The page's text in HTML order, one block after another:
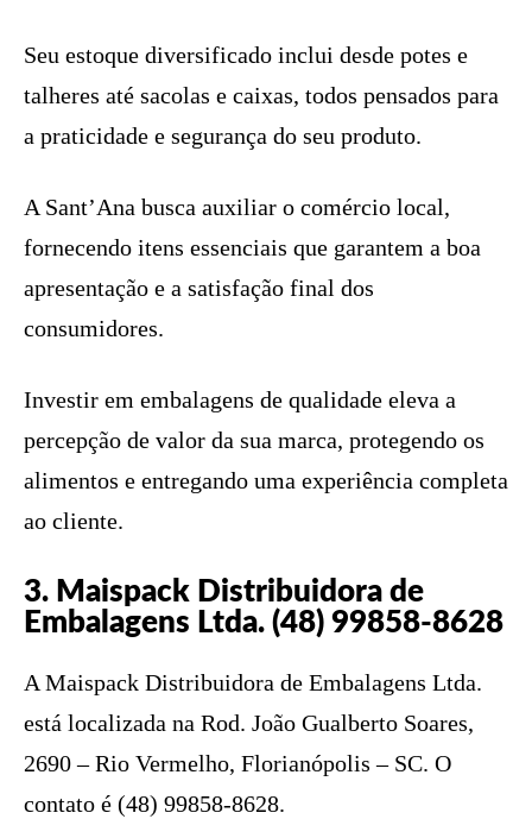
Seu estoque diversificado inclui desde potes e
talheres até sacolas e caixas, todos pensados para
a praticidade e segurança do seu produto.
A Sant’Ana busca auxiliar o comércio local,
fornecendo itens essenciais que garantem a boa
apresentação e a satisfação final dos
consumidores.
Investir em embalagens de qualidade eleva a
percepção de valor da sua marca, protegendo os
alimentos e entregando uma experiência completa
ao cliente.
3. Maispack Distribuidora de
Embalagens Ltda. (48) 99858-8628
A Maispack Distribuidora de Embalagens Ltda.
está localizada na Rod. João Gualberto Soares,
2690 – Rio Vermelho, Florianópolis – SC. O
contato é (48) 99858-8628.